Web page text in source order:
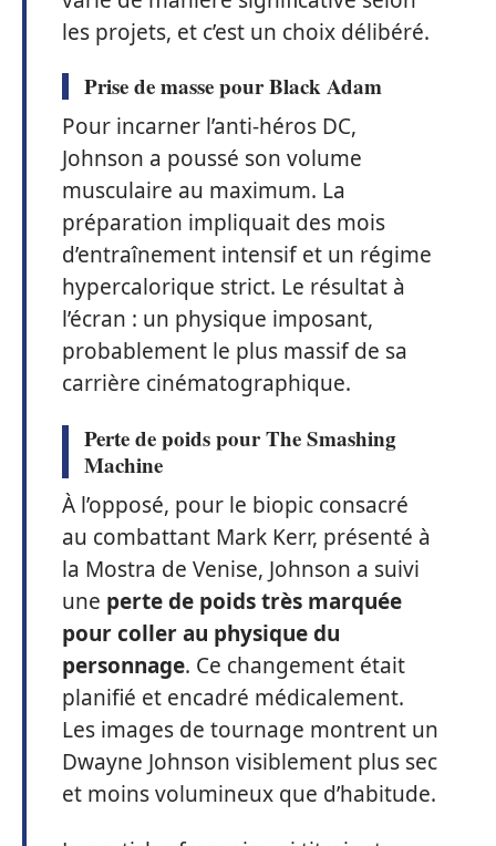
les projets, et c’est un choix délibéré.
Prise de masse pour Black Adam
Pour incarner l’anti-héros DC,
Johnson a poussé son volume
musculaire au maximum. La
préparation impliquait des mois
d’entraînement intensif et un régime
hypercalorique strict. Le résultat à
l’écran : un physique imposant,
probablement le plus massif de sa
carrière cinématographique.
Perte de poids pour The Smashing
Machine
À l’opposé, pour le biopic consacré
au combattant Mark Kerr, présenté à
la Mostra de Venise, Johnson a suivi
une perte de poids très marquée
pour coller au physique du
personnage. Ce changement était
planifié et encadré médicalement.
Les images de tournage montrent un
Dwayne Johnson visiblement plus sec
et moins volumineux que d’habitude.